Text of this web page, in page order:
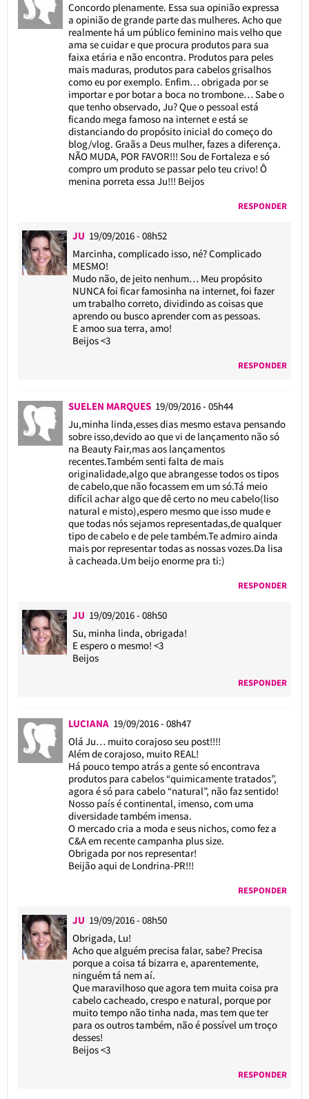
Concordo plenamente. Essa sua opinião expressa
a opinião de grande parte das mulheres. Acho que
realmente há um público feminino mais velho que
ama se cuidar e que procura produtos para sua
faixa etária e não encontra. Produtos para peles
mais maduras, produtos para cabelos grisalhos
como eu por exemplo. Enfim… obrigada por se
importar e por botar a boca no trombone… Sabe o
que tenho observado, Ju? Que o pessoal está
ficando mega famoso na internet e está se
distanciando do propósito inicial do começo do
blog/vlog. Graãs a Deus mulher, fazes a diferença.
NÃO MUDA, POR FAVOR!!! Sou de Fortaleza e só
compro um produto se passar pelo teu crivo! Ô
menina porreta essa Ju!!! Beijos
RESPONDER
JU 19/09/2016 - 08h52
Marcinha, complicado isso, né? Complicado
MESMO!
Mudo não, de jeito nenhum… Meu propósito
NUNCA foi ficar famosinha na internet, foi fazer
um trabalho correto, dividindo as coisas que
aprendo ou busco aprender com as pessoas.
E amoo sua terra, amo!
Beijos <3
RESPONDER
SUELEN MARQUES 19/09/2016 - 05h44
Ju,minha linda,esses dias mesmo estava pensando
sobre isso,devido ao que vi de lançamento não só
na Beauty Fair,mas aos lançamentos
recentes.Também senti falta de mais
originalidade,algo que abrangesse todos os tipos
de cabelo,que não focassem em um só.Tá meio
difícil achar algo que dê certo no meu cabelo(liso
natural e misto),espero mesmo que isso mude e
que todas nós sejamos representadas,de qualquer
tipo de cabelo e de pele também.Te admiro ainda
mais por representar todas as nossas vozes.Da lisa
à cacheada.Um beijo enorme pra ti:)
RESPONDER
JU 19/09/2016 - 08h50
Su, minha linda, obrigada!
E espero o mesmo! <3
Beijos
RESPONDER
LUCIANA 19/09/2016 - 08h47
Olá Ju… muito corajoso seu post!!!!
Além de corajoso, muito REAL!
Há pouco tempo atrás a gente só encontrava
produtos para cabelos “quimicamente tratados”,
agora é só para cabelo “natural”, não faz sentido!
Nosso país é continental, imenso, com uma
diversidade também imensa.
O mercado cria a moda e seus nichos, como fez a
C&A em recente campanha plus size.
Obrigada por nos representar!
Beijão aqui de Londrina-PR!!!
RESPONDER
JU 19/09/2016 - 08h50
Obrigada, Lu!
Acho que alguém precisa falar, sabe? Precisa
porque a coisa tá bizarra e, aparentemente,
ninguém tá nem aí.
Que maravilhoso que agora tem muita coisa pra
cabelo cacheado, crespo e natural, porque por
muito tempo não tinha nada, mas tem que ter
para os outros também, não é possível um troço
desses!
Beijos <3
RESPONDER